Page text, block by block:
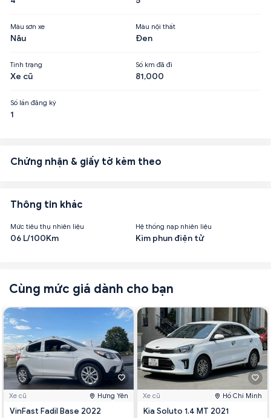
Màu sơn xe
Nâu
Màu nội thất
Đen
Tình trạng
Xe cũ
Số km đã đi
81,000
Số lần đăng ký
1
Chứng nhận & giấy tờ kèm theo
Thông tin khác
Mức tiêu thụ nhiên liệu
06 L/100Km
Hệ thống nạp nhiên liệu
Kim phun điện tử
Cùng mức giá dành cho bạn
Xe cũ Hưng Yên
VinFast Fadil Base 2022
Xe cũ Hồ Chí Minh
Kia Soluto 1.4 MT 2021